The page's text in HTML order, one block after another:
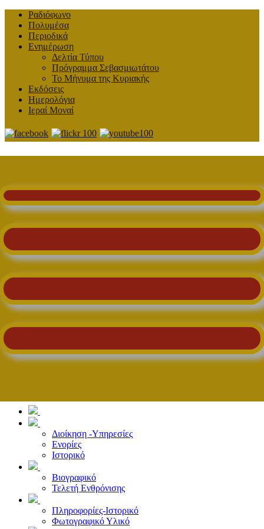
Ραδιόφωνο
Πολυμέσα
Περιοδικά
Ενημέρωση
Δελτία Τύπου
Πρόγραμμα Σεβασμιωτάτου
Το Μήνυμα της Κυριακής
Εκδόσεις
Ημερολόγια
Ιεραί Μοναί
Διοίκηση -Υπηρεσίες
Ενορίες
Ιστορικό
Βιογραφικό
Τελετή Ενθρόνισης
Πληροφορίες-Ιστορικό
Φωτογραφικό Υλικό